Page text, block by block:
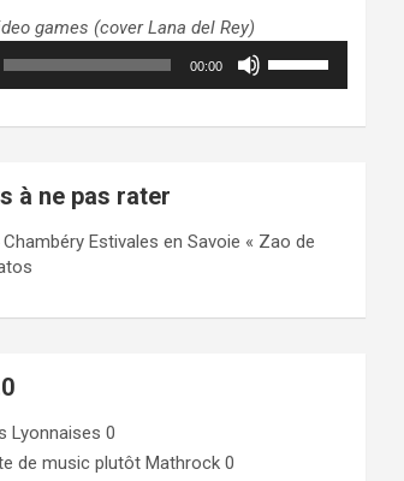
volume.
pour
augmenter
ou
games (cover Lana del Rey)
00:00
haut/bas
le
à ne pas rater
Estivales en Savoie « Zao de
Lyonnaises 0
de music plutôt Mathrock 0